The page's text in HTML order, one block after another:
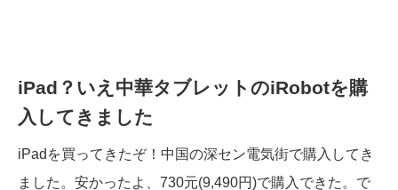
iPad？いえ中華タブレットのiRobotを購
入してきました
iPadを買ってきたぞ！中国の深セン電気街で購入してき
ました。安かったよ、730元(9,490円)で購入できた。で